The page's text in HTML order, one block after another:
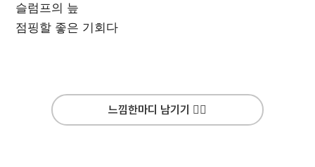
슬럼프의 늪
점핑할 좋은 기회다
느낌한마디 남기기 ✍🏻